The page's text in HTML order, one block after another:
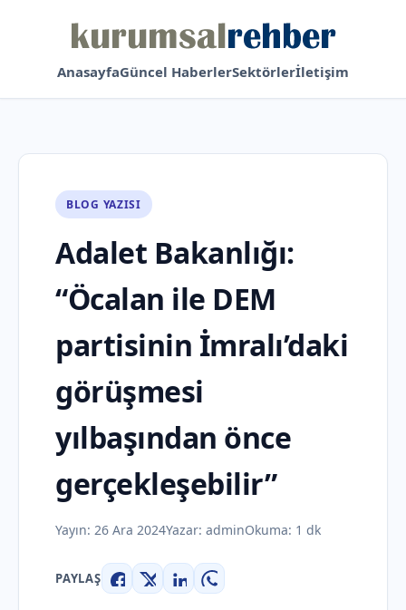
AnasayfaGüncel HaberlerSektörlerİletişim
BLOG YAZISI
Adalet Bakanlığı:
“Öcalan ile DEM
partisinin İmralı’daki
görüşmesi
yılbaşından önce
gerçekleşebilir”
Yayın: 26 Ara 2024Yazar: adminOkuma: 1 dk
PAYLAŞ
Facebook
X LinkedInWhatsApp